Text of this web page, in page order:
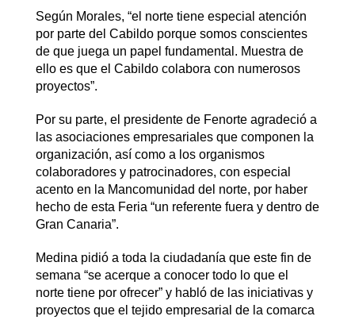
Según Morales, “el norte tiene especial atención
por parte del Cabildo porque somos conscientes
de que juega un papel fundamental. Muestra de
ello es que el Cabildo colabora con numerosos
proyectos”.
Por su parte, el presidente de Fenorte agradeció a
las asociaciones empresariales que componen la
organización, así como a los organismos
colaboradores y patrocinadores, con especial
acento en la Mancomunidad del norte, por haber
hecho de esta Feria “un referente fuera y dentro de
Gran Canaria”.
Medina pidió a toda la ciudadanía que este fin de
semana “se acerque a conocer todo lo que el
norte tiene por ofrecer” y habló de las iniciativas y
proyectos que el tejido empresarial de la comarca